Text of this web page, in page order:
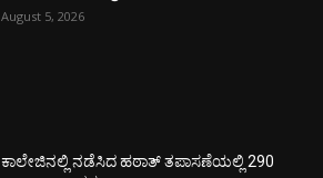
August 5, 2026
ಕಾಲೇಜಿನಲ್ಲಿ ನಡೆಸಿದ ಹಠಾತ್ ತಪಾಸಣೆಯಲ್ಲಿ 290